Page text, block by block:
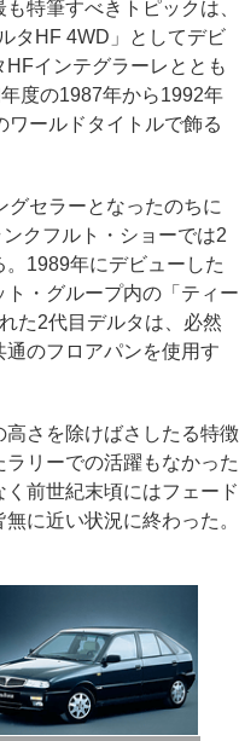
特筆すべきトピックは、
タHF 4WD」としてデビ
HFインテグラーレととも
度の1987年から1992年
ワールドタイトルで飾る
セラーとなったのちに
クフルト・ショーでは2
1989年にデビューした
・グループ内の「ティー
た2代目デルタは、必然
のフロアパンを使用す
さを除けばさしたる特徴
リーでの活躍もなかった
前世紀末頃にはフェード
に近い状況に終わった。